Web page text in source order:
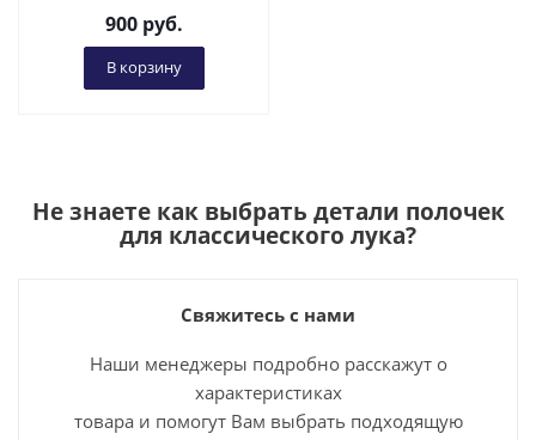
900 руб.
В корзину
Не знаете как выбрать детали полочек
для классического лука?
Свяжитесь с нами
Наши менеджеры подробно расскажут о
характеристиках
товара и помогут Вам выбрать подходящую